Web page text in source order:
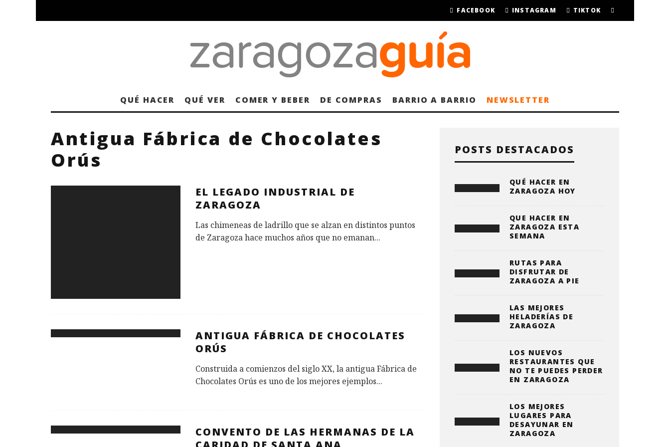
FACEBOOK INSTAGRAM TIKTOK
QUÉ HACER QUÉ VER COMER Y BEBER DE COMPRAS BARRIO A BARRIO NEWSLETTER
Antigua Fábrica de Chocolates
Orús
EL LEGADO INDUSTRIAL DE
ZARAGOZA
Las chimeneas de ladrillo que se alzan en distintos puntos
de Zaragoza hace muchos años que no emanan...
ANTIGUA FÁBRICA DE CHOCOLATES
ORÚS
Construida a comienzos del siglo XX, la antigua Fábrica de
Chocolates Orús es uno de los mejores ejemplos...
CONVENTO DE LAS HERMANAS DE LA
POSTS DESTACADOS
QUÉ HACER EN
ZARAGOZA HOY
QUE HACER EN
ZARAGOZA ESTA
SEMANA
RUTAS PARA
DISFRUTAR DE
ZARAGOZA A PIE
LAS MEJORES
HELADERÍAS DE
ZARAGOZA
LOS NUEVOS
RESTAURANTES QUE
NO TE PUEDES PERDER
EN ZARAGOZA
LOS MEJORES
LUGARES PARA
DESAYUNAR EN
ZARAGOZA